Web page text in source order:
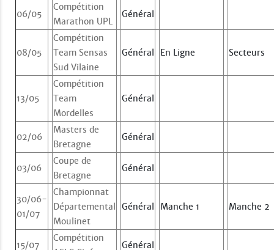
06/05
Compétition
Marathon UPL
Général
08/05
Compétition
Team Sensas
Sud Vilaine
Général En Ligne Secteurs
13/05
Compétition
Team
Mordelles
Général
02/06
Masters de
Bretagne
Général
03/06
Coupe de
Bretagne
Général
30/06-
01/07
Championnat
Départemental
Moulinet
Général Manche 1 Manche 2
15/07
Compétition
Général